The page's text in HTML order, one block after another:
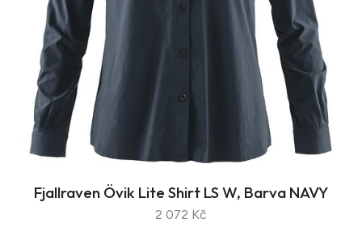
Fjallraven Övik Lite Shirt LS W, Barva NAVY
2 072 Kč